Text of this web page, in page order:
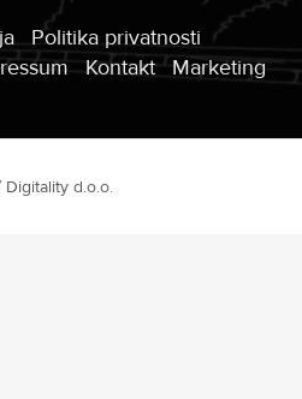
Politika privatnosti
Kontakt Marketing
d.o.o.